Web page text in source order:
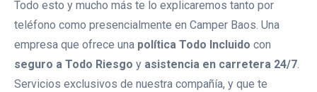
Todo esto y mucho más te lo explicaremos tanto por
teléfono como presencialmente en Camper Baos. Una
empresa que ofrece una política Todo Incluido con
seguro a Todo Riesgo y asistencia en carretera 24/7.
Servicios exclusivos de nuestra compañía, y que te